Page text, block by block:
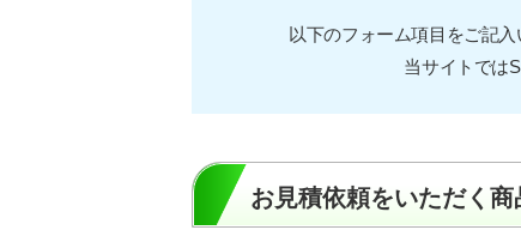
以下のフォーム項目をご記
当サイトでは
お見積依頼をいただく商